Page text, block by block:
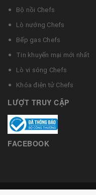
Bộ nồi Chefs
Lò nướng Chefs
Bếp gas Chefs
Tin khuyến mại mới nhất
Lò vi sóng Chefs
Khóa điện tử Chefs
LƯỢT TRUY CẬP
FACEBOOK